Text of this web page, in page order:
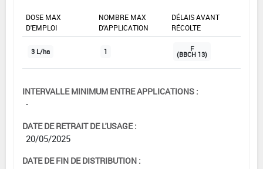
DOSE MAX
D'EMPLOI
NOMBRE MAX
D'APPLICATION
DÉLAIS AVANT
RÉCOLTE
3 L/ha 1 F
(BBCH 13)
INTERVALLE MINIMUM ENTRE APPLICATIONS :
-
DATE DE RETRAIT DE L'USAGE :
20/05/2025
DATE DE FIN DE DISTRIBUTION :